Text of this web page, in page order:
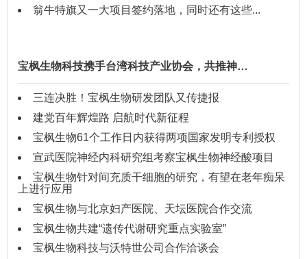
翁牛特旗又一大项目签约落地，同时还有这些...
宝枫生物科技携手台湾科技产业协会，共推神…
三连决胜！宝枫生物研发团队又传捷报
建党百年辉煌路 启航时代新征程
宝枫生物61个工作日内获得两项国家发明专利授权
宣武医院神经内科研究组考察宝枫生物神经酸项目
宝枫生物针对间充质干细胞的研究，有望在老年痴呆
上进行应用
宝枫生物与北京妇产医院、天坛医院合作交流
宝枫生物共建“遗传代谢研究重点实验室”
宝枫生物科技与沃特世公司合作洽谈会